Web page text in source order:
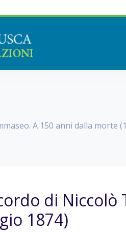
A 150 anni dalla morte
di Niccolò
1874)